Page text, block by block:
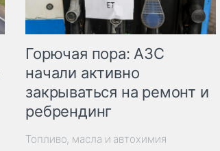
Горючая пора: АЗС
начали активно
закрываться на ремонт и
ребрендинг
Топливо, масла и автохимия